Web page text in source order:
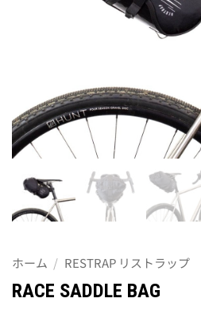
ホーム / RESTRAP リストラップ
RACE SADDLE BAG